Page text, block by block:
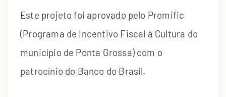
Este projeto foi aprovado pelo Promific
(Programa de Incentivo Fiscal à Cultura do
município de Ponta Grossa) com o
patrocínio do Banco do Brasil.